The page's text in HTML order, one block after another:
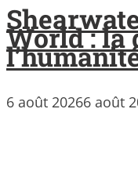
World : la
6 août 20266 août